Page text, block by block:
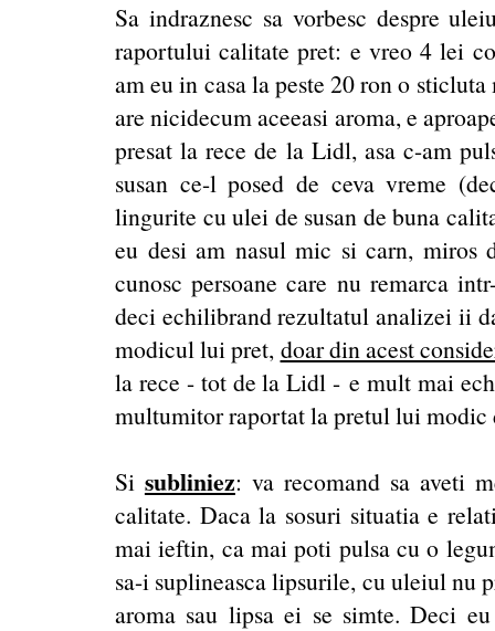
Sa indraznesc sa vorbesc despre
raportului calitate pret: e vreo 4 lei
am eu in casa la peste 20 ron o
are nicidecum aceeasi aroma, e
presat la rece de la Lidl, asa c-am
susan ce-l posed de ceva vreme
lingurite cu ulei de susan de buna
eu desi am nasul mic si carn, miros
cunosc persoane care nu remarca
deci echilibrand rezultatul analizei ii
modicul lui pret, doar din acest
la rece - tot de la Lidl - e mult mai
multumitor raportat la pretul lui modic
Si subliniez: va recomand sa aveti
calitate. Daca la sosuri situatia e
mai ieftin, ca mai poti pulsa cu o
sa-i suplineasca lipsurile, cu uleiul nu
aroma sau lipsa ei se simte. Deci